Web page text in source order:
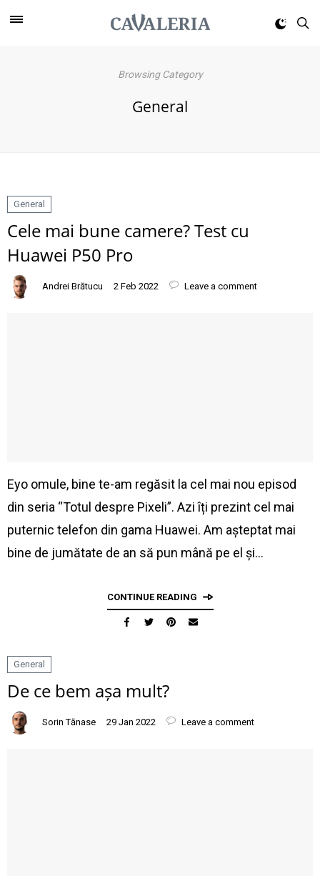
Browsing Category
General
General
Cele mai bune camere? Test cu
Huawei P50 Pro
Andrei Brătucu 2 Feb 2022 Leave a comment
Eyo omule, bine te-am regăsit la cel mai nou episod
din seria “Totul despre Pixeli”. Azi îți prezint cel mai
puternic telefon din gama Huawei. Am așteptat mai
bine de jumătate de an să pun mână pe el și…
CONTINUE READING
General
De ce bem așa mult?
Sorin Tănase 29 Jan 2022 Leave a comment